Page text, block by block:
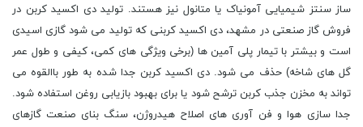
ساز سنتز شیمیایی آمونیاک یا متانول نیز هستند. تولید دی اکسید کربن در
فروش گاز صنعتی در مشهد، دی اکسید کربنی که تولید می شود گازی اسیدی
است و بیشتر با تیمار پلی آمین ها (برخی ویژگی های کمی، کیفی و طول عمر
گل های شاخه) حذف می شود. دی اکسید کربن جدا شده به طور باالقوه می
تواند به مخزن جذب کربن ترشح شود یا برای بهبود بازیابی روغن استفاده شود.
جدا سازی هوا و فن آوری های اصلاح هیدروژن، سنگ بنای صنعت گازهای